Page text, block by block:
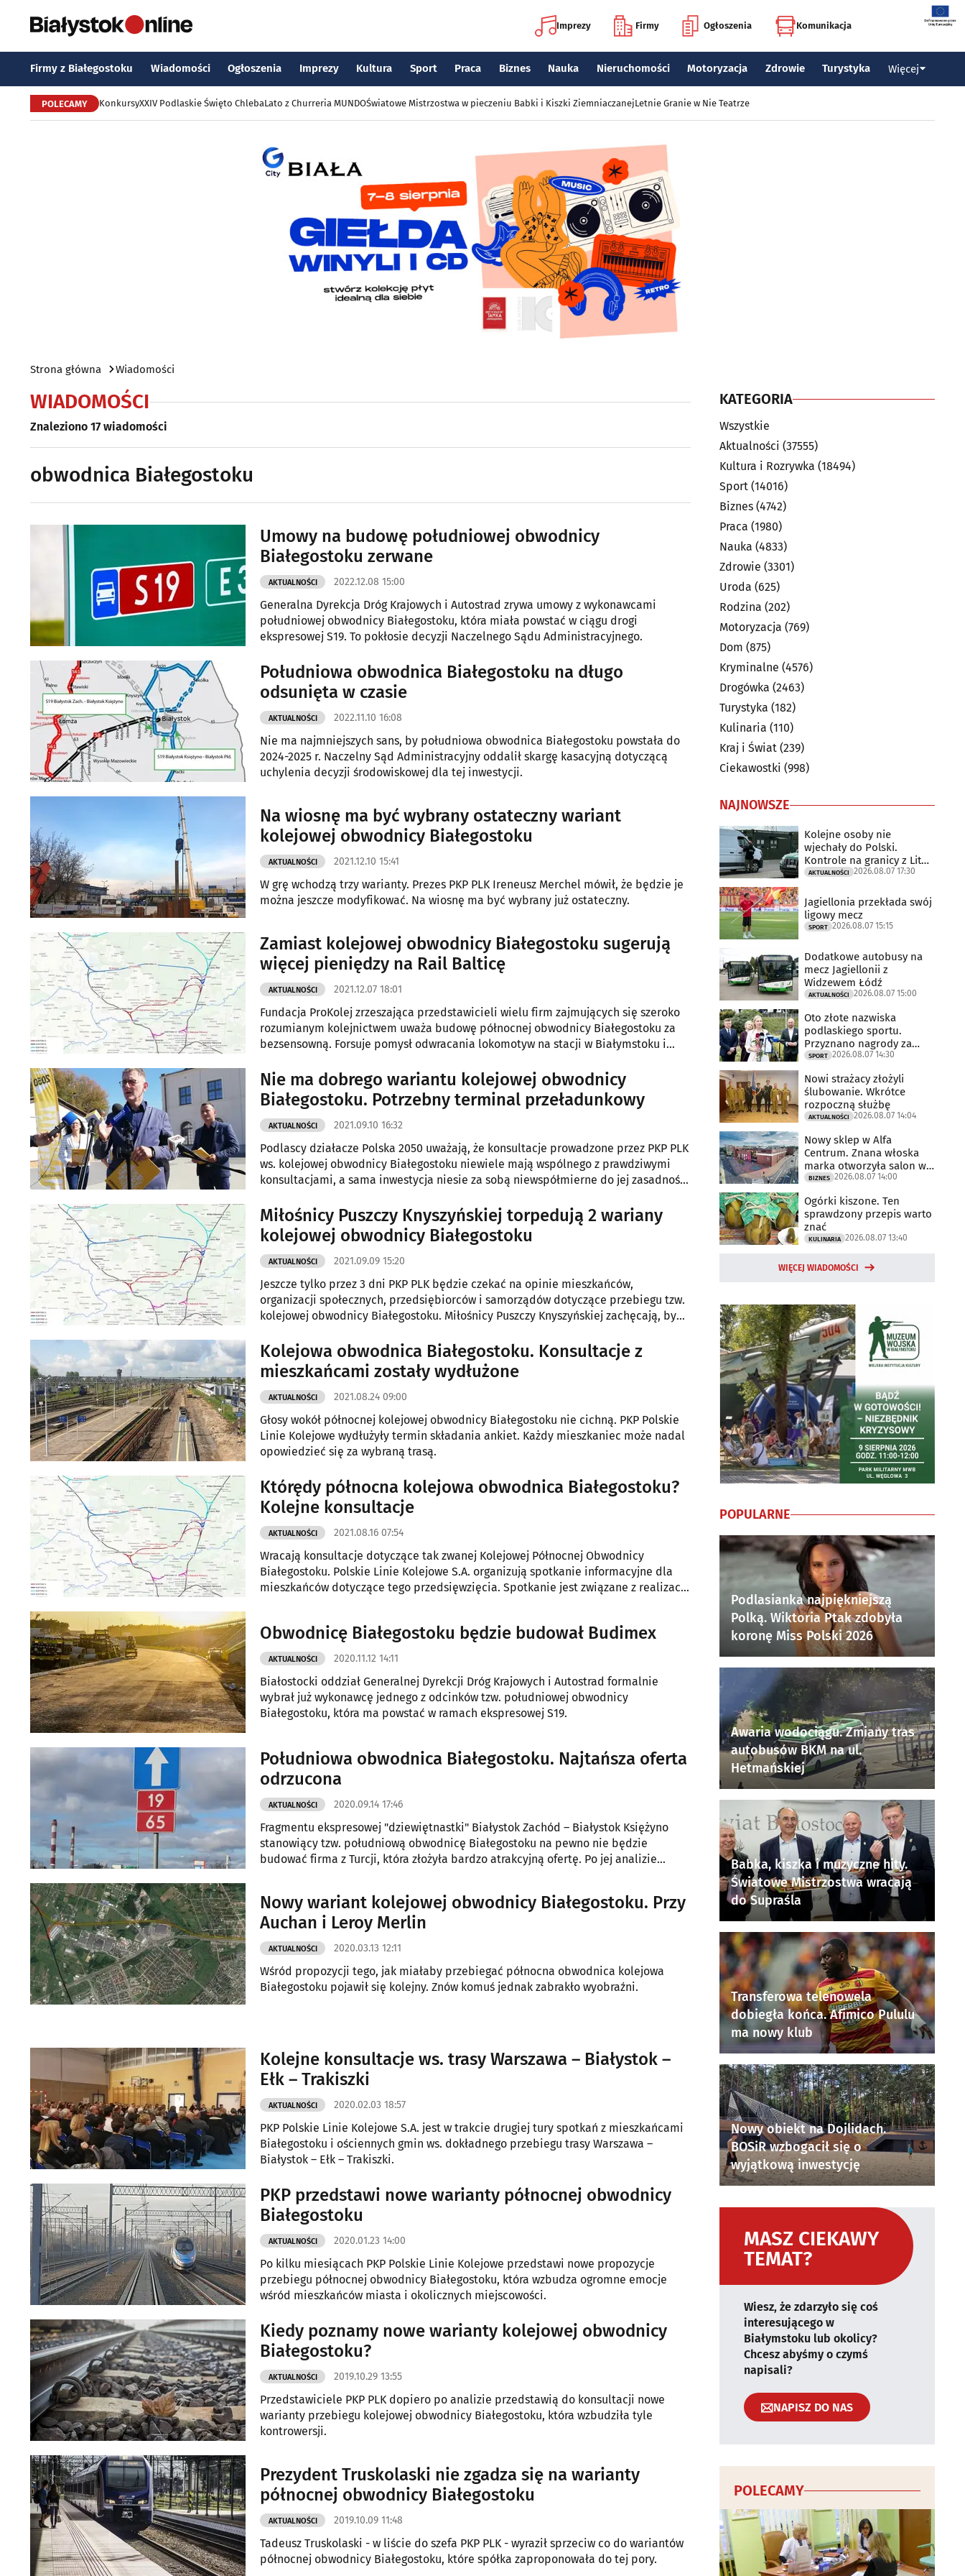
Imprezy Firmy Ogłoszenia Komunikacja
Firmy z Białegostoku Wiadomości Ogłoszenia Imprezy Kultura Sport Praca Biznes Nauka Nieruchomości Motoryzacja Zdrowie Turystyka Więcej
POLECAMY KonkursyXXIV Podlaskie Święto ChlebaLato z Churreria MUNDOŚwiatowe Mistrzostwa w pieczeniu Babki i Kiszki ZiemniaczanejLetnie Granie w Nie Teatrze
Strona główna Wiadomości
WIADOMOŚCI
Znaleziono 17 wiadomości
obwodnica Białegostoku
Umowy na budowę południowej obwodnicy
Białegostoku zerwane
AKTUALNOŚCI 2022.12.08 15:00
Generalna Dyrekcja Dróg Krajowych i Autostrad zrywa umowy z wykonawcami
południowej obwodnicy Białegostoku, która miała powstać w ciągu drogi
ekspresowej S19. To pokłosie decyzji Naczelnego Sądu Administracyjnego.
Południowa obwodnica Białegostoku na długo
odsunięta w czasie
AKTUALNOŚCI 2022.11.10 16:08
Nie ma najmniejszych sans, by południowa obwodnica Białegostoku powstała do
2024-2025 r. Naczelny Sąd Administracyjny oddalił skargę kasacyjną dotyczącą
uchylenia decyzji środowiskowej dla tej inwestycji.
Na wiosnę ma być wybrany ostateczny wariant
kolejowej obwodnicy Białegostoku
AKTUALNOŚCI 2021.12.10 15:41
W grę wchodzą trzy warianty. Prezes PKP PLK Ireneusz Merchel mówił, że będzie je
można jeszcze modyfikować. Na wiosnę ma być wybrany już ostateczny.
Zamiast kolejowej obwodnicy Białegostoku sugerują
więcej pieniędzy na Rail Balticę
AKTUALNOŚCI 2021.12.07 18:01
Fundacja ProKolej zrzeszająca przedstawicieli wielu firm zajmujących się szeroko
rozumianym kolejnictwem uważa budowę północnej obwodnicy Białegostoku za
bezsensowną. Forsuje pomysł odwracania lokomotyw na stacji w Białymstoku i
Nie ma dobrego wariantu kolejowej obwodnicy
Białegostoku. Potrzebny terminal przeładunkowy
AKTUALNOŚCI 2021.09.10 16:32
Podlascy działacze Polska 2050 uważają, że konsultacje prowadzone przez PKP PLK
ws. kolejowej obwodnicy Białegostoku niewiele mają wspólnego z prawdziwymi
konsultacjami, a sama inwestycja niesie za sobą niewspółmierne do jej zasadności
chociażby na budowie terminala przeładunkowego z prawdziwego zdarzenia.
Miłośnicy Puszczy Knyszyńskiej torpedują 2 wariany
kolejowej obwodnicy Białegostoku
AKTUALNOŚCI 2021.09.09 15:20
Jeszcze tylko przez 3 dni PKP PLK będzie czekać na opinie mieszkańców,
organizacji społecznych, przedsiębiorców i samorządów dotyczące przebiegu tzw.
kolejowej obwodnicy Białegostoku. Miłośnicy Puszczy Knyszyńskiej zachęcają, by
przyjazny środowisku.
Kolejowa obwodnica Białegostoku. Konsultacje z
mieszkańcami zostały wydłużone
AKTUALNOŚCI 2021.08.24 09:00
Głosy wokół północnej kolejowej obwodnicy Białegostoku nie cichną. PKP Polskie
Linie Kolejowe wydłużyły termin składania ankiet. Każdy mieszkaniec może nadal
opowiedzieć się za wybraną trasą.
Którędy północna kolejowa obwodnica Białegostoku?
Kolejne konsultacje
AKTUALNOŚCI 2021.08.16 07:54
Wracają konsultacje dotyczące tak zwanej Kolejowej Północnej Obwodnicy
Białegostoku. Polskie Linie Kolejowe S.A. organizują spotkanie informacyjne dla
mieszkańców dotyczące tego przedsięwzięcia. Spotkanie jest związane z realizacją
Obwodnicę Białegostoku będzie budował Budimex
AKTUALNOŚCI 2020.11.12 14:11
Białostocki oddział Generalnej Dyrekcji Dróg Krajowych i Autostrad formalnie
wybrał już wykonawcę jednego z odcinków tzw. południowej obwodnicy
Białegostoku, która ma powstać w ramach ekspresowej S19.
Południowa obwodnica Białegostoku. Najtańsza oferta
odrzucona
AKTUALNOŚCI 2020.09.14 17:46
Fragmentu ekspresowej "dziewiętnastki" Białystok Zachód – Białystok Księżyno
stanowiący tzw. południową obwodnicę Białegostoku na pewno nie będzie
budować firma z Turcji, która złożyła bardzo atrakcyjną ofertę. Po jej analizie
Nowy wariant kolejowej obwodnicy Białegostoku. Przy
Auchan i Leroy Merlin
AKTUALNOŚCI 2020.03.13 12:11
Wśród propozycji tego, jak miałaby przebiegać północna obwodnica kolejowa
Białegostoku pojawił się kolejny. Znów komuś jednak zabrakło wyobraźni.
Kolejne konsultacje ws. trasy Warszawa – Białystok –
Ełk – Trakiszki
AKTUALNOŚCI 2020.02.03 18:57
PKP Polskie Linie Kolejowe S.A. jest w trakcie drugiej tury spotkań z mieszkańcami
Białegostoku i ościennych gmin ws. dokładnego przebiegu trasy Warszawa –
Białystok – Ełk – Trakiszki.
PKP przedstawi nowe warianty północnej obwodnicy
Białegostoku
AKTUALNOŚCI 2020.01.23 14:00
Po kilku miesiącach PKP Polskie Linie Kolejowe przedstawi nowe propozycje
przebiegu północnej obwodnicy Białegostoku, która wzbudza ogromne emocje
wśród mieszkańców miasta i okolicznych miejscowości.
Kiedy poznamy nowe warianty kolejowej obwodnicy
Białegostoku?
AKTUALNOŚCI 2019.10.29 13:55
Przedstawiciele PKP PLK dopiero po analizie przedstawią do konsultacji nowe
warianty przebiegu kolejowej obwodnicy Białegostoku, która wzbudziła tyle
kontrowersji.
Prezydent Truskolaski nie zgadza się na warianty
północnej obwodnicy Białegostoku
AKTUALNOŚCI 2019.10.09 11:48
Tadeusz Truskolaski - w liście do szefa PKP PLK - wyraził sprzeciw co do wariantów
północnej obwodnicy Białegostoku, które spółka zaproponowała do tej pory.
KATEGORIA
Wszystkie
Aktualności (37555)
Kultura i Rozrywka (18494)
Sport (14016)
Biznes (4742)
Praca (1980)
Nauka (4833)
Zdrowie (3301)
Uroda (625)
Rodzina (202)
Motoryzacja (769)
Dom (875)
Kryminalne (4576)
Drogówka (2463)
Turystyka (182)
Kulinaria (110)
Kraj i Świat (239)
Ciekawostki (998)
NAJNOWSZE
Kolejne osoby nie
wjechały do Polski.
Kontrole na granicy z Litwą
trwają
AKTUALNOŚCI 2026.08.07 17:30
Jagiellonia przekłada swój
ligowy mecz
SPORT 2026.08.07 15:15
Dodatkowe autobusy na
mecz Jagiellonii z
Widzewem Łódź
AKTUALNOŚCI 2026.08.07 15:00
Oto złote nazwiska
podlaskiego sportu.
Przyznano nagrody za
2025 rok
SPORT 2026.08.07 14:30
Nowi strażacy złożyli
ślubowanie. Wkrótce
rozpoczną służbę
AKTUALNOŚCI 2026.08.07 14:04
Nowy sklep w Alfa
Centrum. Znana włoska
marka otworzyła salon w
Białymstoku
BIZNES 2026.08.07 14:00
Ogórki kiszone. Ten
sprawdzony przepis warto
znać
KULINARIA 2026.08.07 13:40
WIĘCEJ WIADOMOŚCI
POPULARNE
Podlasianka najpiękniejszą
Polką. Wiktoria Ptak zdobyła
koronę Miss Polski 2026
Awaria wodociągu. Zmiany tras
autobusów BKM na ul.
Hetmańskiej
Babka, kiszka i muzyczne hity.
Światowe Mistrzostwa wracają
do Supraśla
Transferowa telenowela
dobiegła końca. Afimico Pululu
ma nowy klub
Nowy obiekt na Dojlidach.
BOSiR wzbogacił się o
wyjątkową inwestycję
MASZ CIEKAWY
TEMAT?
Wiesz, że zdarzyło się coś
interesującego w
Białymstoku lub okolicy?
Chcesz abyśmy o czymś
napisali?
NAPISZ DO NAS
POLECAMY